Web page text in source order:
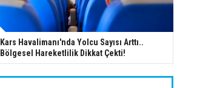
Kars Havalimanı'nda Yolcu Sayısı Arttı..
Bölgesel Hareketlilik Dikkat Çekti!